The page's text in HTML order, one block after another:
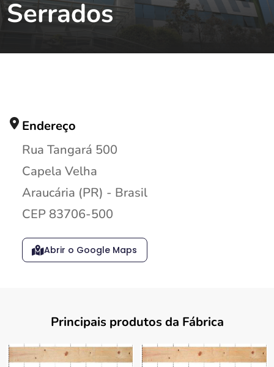
Serrados
Endereço
Rua Tangará 500
Capela Velha
Araucária (PR) - Brasil
CEP 83706-500
Abrir o Google Maps
Principais produtos da Fábrica